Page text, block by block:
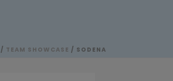
/ TEAM SHOWCASE / SODENA